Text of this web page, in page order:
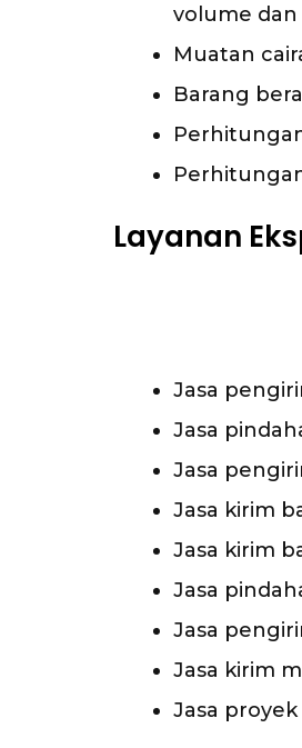
volume
Muatan
Barang
Layanan
Jasa
Jasa
Jasa
Jasa kirim
Jasa kirim
Jasa
Jasa
Jasa kirim
Jasa